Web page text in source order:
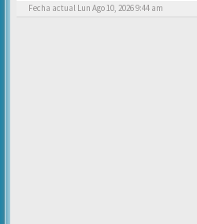
Fecha actual Lun Ago 10, 2026 9:44 am